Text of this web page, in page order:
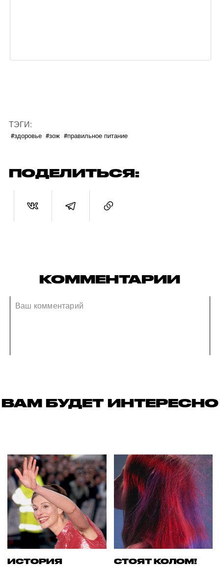
ТЭГИ:
#здоровье #зож #правильное питание
ПОДЕЛИТЬСЯ:
КОММЕНТАРИИ
ВАМ БУДЕТ ИНТЕРЕСНО
ИСТОРИЯ
СТОЯТ КОЛОМ!